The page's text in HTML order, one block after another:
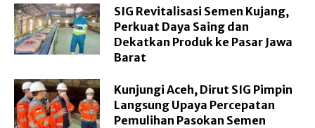
SIG Revitalisasi Semen Kujang,
Perkuat Daya Saing dan
Dekatkan Produk ke Pasar Jawa
Barat
Kunjungi Aceh, Dirut SIG Pimpin
Langsung Upaya Percepatan
Pemulihan Pasokan Semen